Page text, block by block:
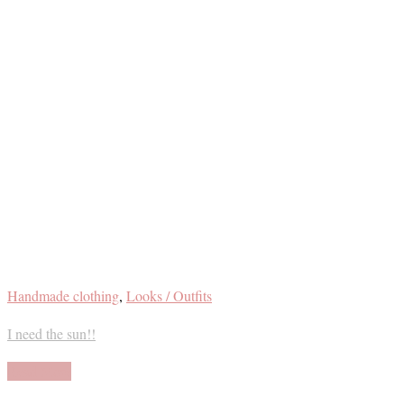
Handmade clothing, Looks / Outfits
I need the sun!!